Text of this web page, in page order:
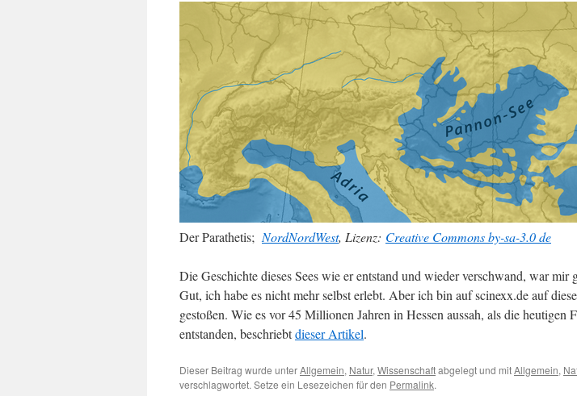
Der Parathetis; NordNordWest, Lizenz: Creative Commons by-sa-3.0 de
Die Geschichte dieses Sees wie er entstand und wieder verschwand, war mir
Gut, ich habe es nicht mehr selbst erlebt. Aber ich bin auf scinexx.de auf diese
gestoßen. Wie es vor 45 Millionen Jahren in Hessen aussah, als die heutigen
entstanden, beschriebtdieser Artikel.
Dieser Beitrag wurde unterAllgemein, Natur, Wissenschaftabgelegt und mitAllgemein,
verschlagwortet. Setze ein Lesezeichen für den Permalink.